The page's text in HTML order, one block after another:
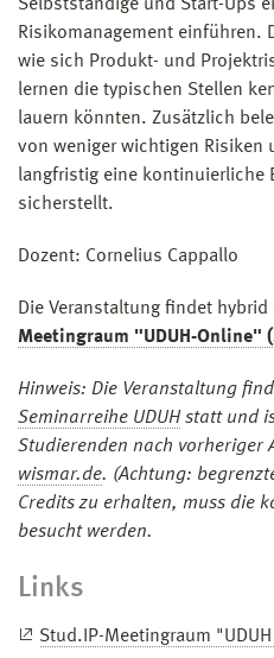
Selbstständige und Start-Ups
Risikomanagement einführen.
wie sich Produkt- und
lernen die typischen Stellen
lauern könnten. Zusätzlich
von weniger wichtigen Risiken
langfristig eine kontinuierliche
sicherstellt.
Dozent: Cornelius Cappallo
Die Veranstaltung findet
Meetingraum "UDUH-Online"
Hinweis: Die Veranstaltung
Seminarreihe UDUH statt und
Studierenden nach vorheriger
wismar.de. (Achtung:
Credits zu erhalten, muss die
besucht werden.
Links
Stud.IP-Meetingraum